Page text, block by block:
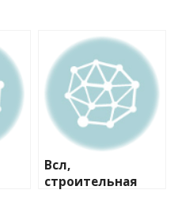
Всл,
строительная